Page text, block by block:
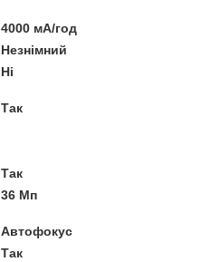
4000 мА/год
Незнімний
Ні
Так
Так
36 Мп
Автофокус
Так